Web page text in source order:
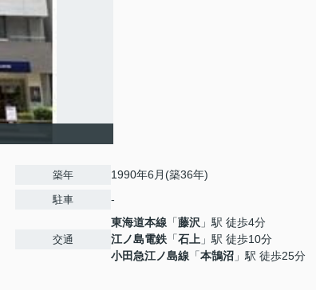
築年 1990年6月(築36年)
駐車 -
交通
東海道本線 「藤沢 」駅 徒歩4分
江ノ島電鉄 「石上 」駅 徒歩10分
小田急江ノ島線 「本鵠沼 」駅 徒歩25分